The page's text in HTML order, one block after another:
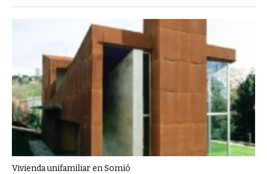
Vivienda unifamiliar en Somió